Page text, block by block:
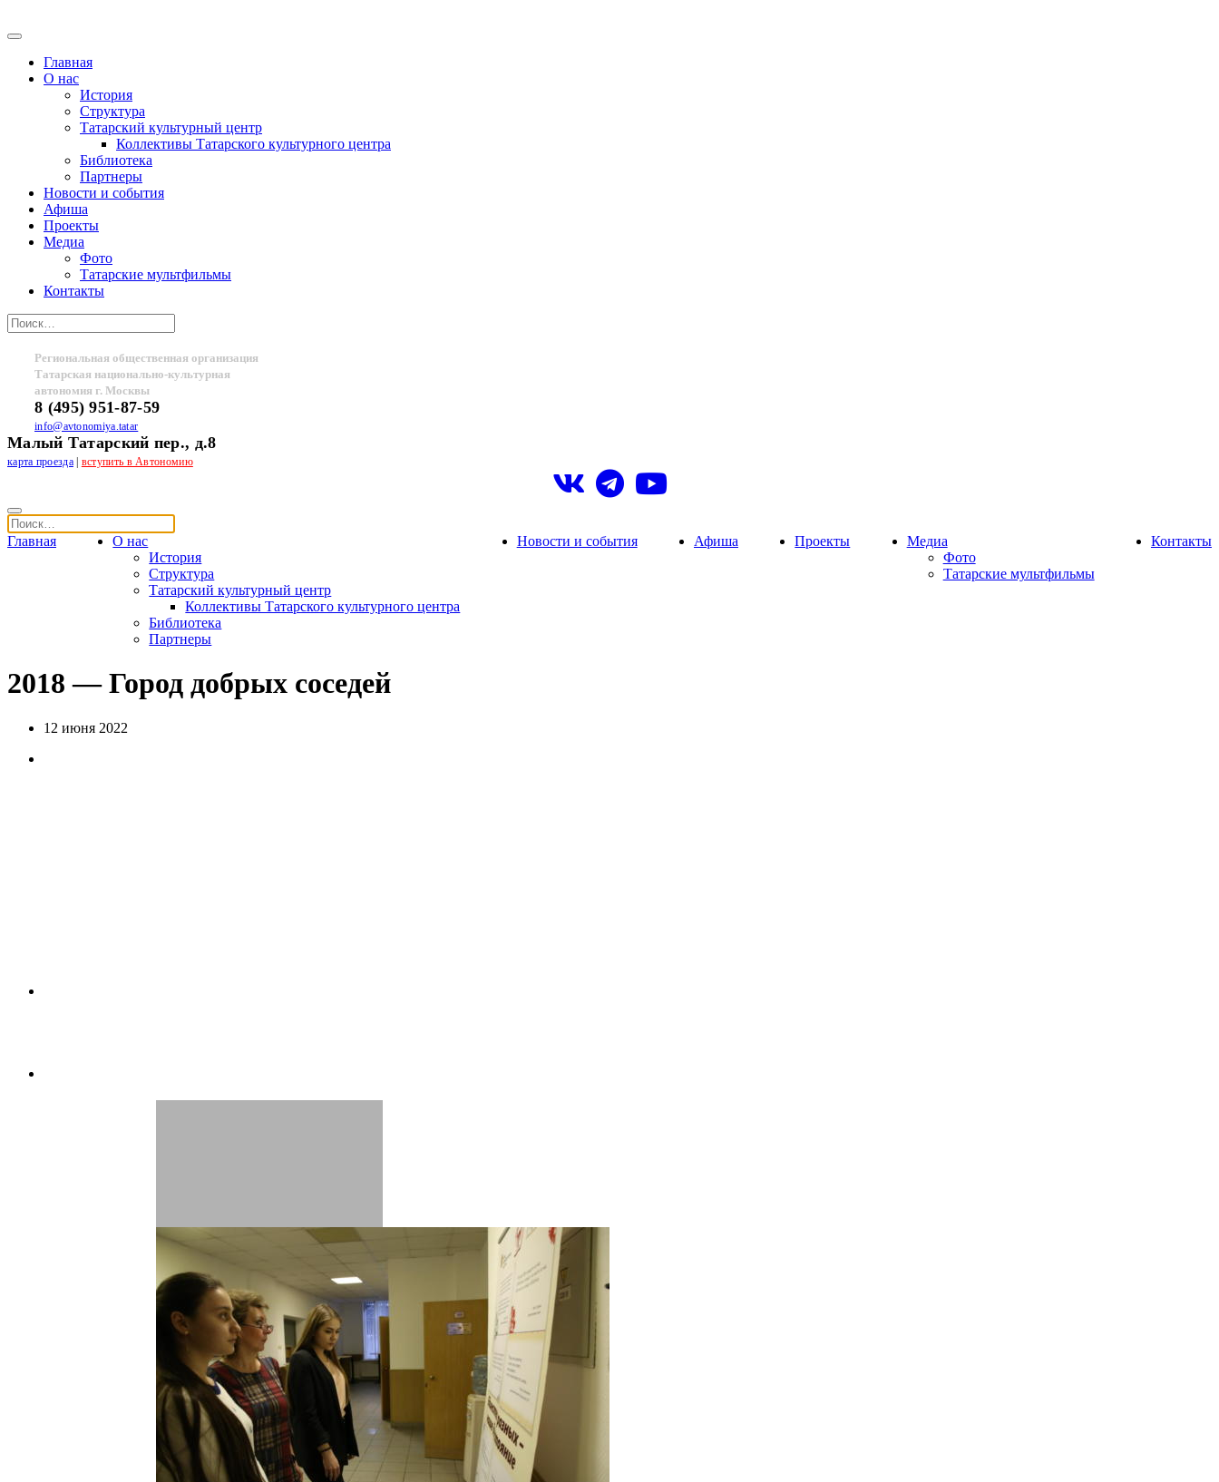
Главная
О нас
История
Структура
Татарский культурный центр
Коллективы Татарского культурного центра
Библиотека
Партнеры
Новости и события
Афиша
Проекты
Медиа
Фото
Татарские мультфильмы
Контакты
Региональная общественная организация
Татарская национально-культурная
автономия г. Москвы
8 (495) 951-87-59
info@avtonomiya.tatar
Малый Татарский пер., д.8
карта проезда| вступить в Автономию
Главная
О нас
История
Структура
Татарский культурный центр
Коллективы Татарского культурного центра
Библиотека
Партнеры
Новости и события Афиша Проекты
Медиа
Фото
Татарские мультфильмы
Контакты
2018 — Город добрых соседей
12 июня 2022